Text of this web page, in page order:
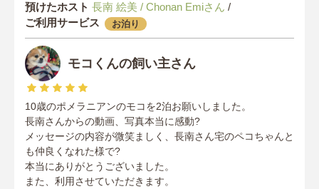
預けたホスト 長南 絵美 / Chonan Emiさん /
ご利用サービス
お泊り
モコくんの飼い主さん
10歳のポメラニアンのモコを2泊お願いしました。
長南さんからの動画、写真本当に感動?
メッセージの内容が微笑ましく、長南さん宅のペコちゃんと
も仲良くなれた様で?
本当にありがとうございました。
また、利用させていただきます。